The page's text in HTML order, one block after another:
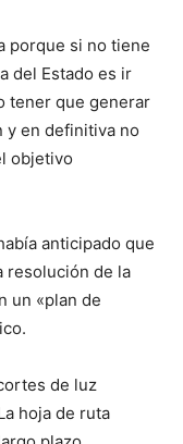
porque si no tiene
del Estado es ir
tener que generar
y en definitiva no
objetivo
anticipado que
resolución de la
un «plan de
de luz
hoja de ruta